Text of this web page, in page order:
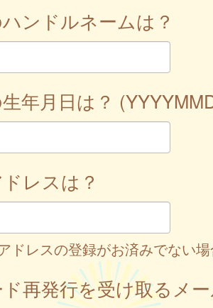
ンドルネームは？
年月日は？
レスは？
ドレスの登録がお済みでない
再発行を受け取るメ